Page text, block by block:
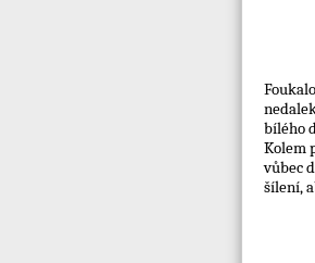
bílého
Kolem
vůbec
šílení,